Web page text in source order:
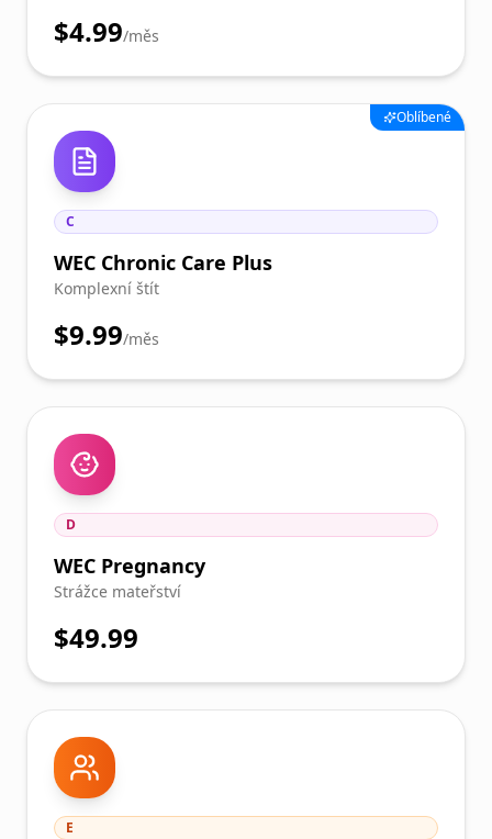
$4.99/měs
Oblíbené
C
WEC Chronic Care Plus
Komplexní štít
$9.99/měs
D
WEC Pregnancy
Strážce mateřství
$49.99
E